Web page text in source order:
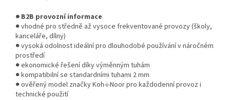
● B2B provozní informace
● vhodné pro středně až vysoce frekventované provozy (školy,
kanceláře, dílny)
● vysoká odolnost ideální pro dlouhodobé používání v náročném
prostředí
● ekonomické řešení díky výměnným tuhám
● kompatibilní se standardními tuhami 2 mm
● ověřený model značky Koh-i-Noor pro každodenní provoz i
technické použití